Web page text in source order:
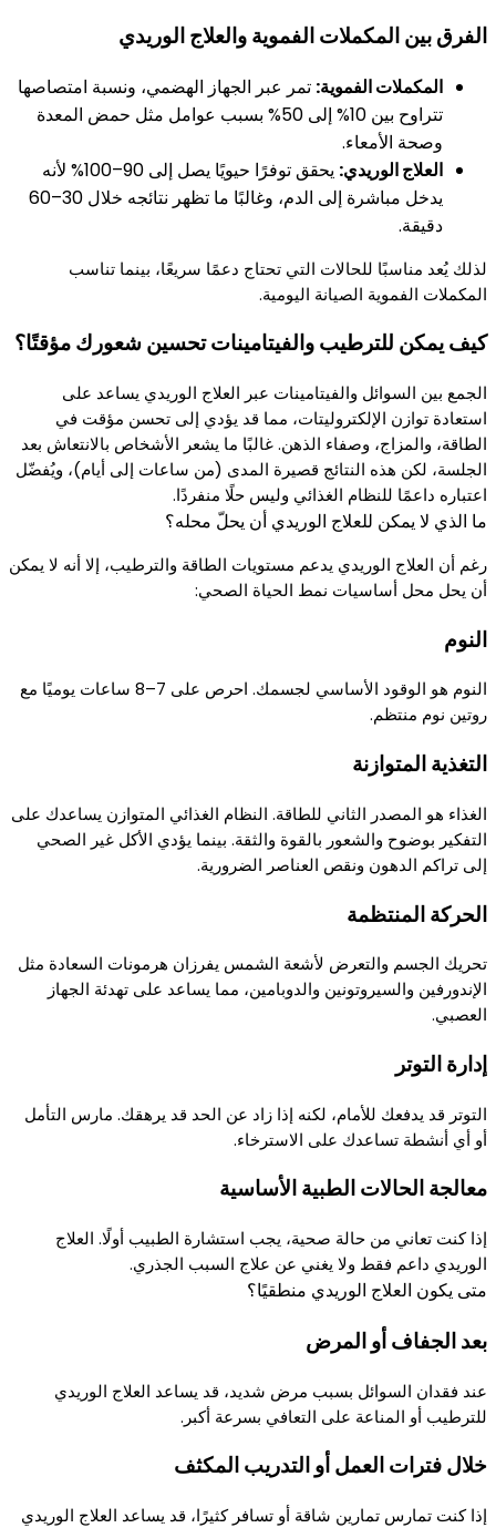
الفرق بين المكملات الفموية والعلاج الوريدي
المكملات الفموية: تمر عبر الجهاز الهضمي، ونسبة امتصاصها
تتراوح بين 10% إلى 50% بسبب عوامل مثل حمض المعدة
وصحة الأمعاء.
العلاج الوريدي:
يحقق توفرًا حيويًا يصل إلى 90–100% لأنه
يدخل مباشرة إلى الدم، وغالبًا ما تظهر نتائجه خلال 30–60
دقيقة.
لذلك يُعد مناسبًا للحالات التي تحتاج دعمًا سريعًا، بينما تناسب
المكملات الفموية الصيانة اليومية.
كيف يمكن للترطيب والفيتامينات تحسين شعورك مؤقتًا؟
الجمع بين السوائل والفيتامينات عبر العلاج الوريدي يساعد على
استعادة توازن الإلكتروليتات، مما قد يؤدي إلى تحسن مؤقت في
الطاقة، والمزاج، وصفاء الذهن. غالبًا ما يشعر الأشخاص بالانتعاش بعد
الجلسة، لكن هذه النتائج قصيرة المدى (من ساعات إلى أيام)، ويُفضّل
اعتباره داعمًا للنظام الغذائي وليس حلًا منفردًا.
ما الذي لا يمكن للعلاج الوريدي أن يحلّ محله؟
رغم أن العلاج الوريدي يدعم مستويات الطاقة والترطيب، إلا أنه لا يمكن
أن يحل محل أساسيات نمط الحياة الصحي:
النوم
النوم هو الوقود الأساسي لجسمك. احرص على 7–8 ساعات يوميًا مع
روتين نوم منتظم.
التغذية المتوازنة
الغذاء هو المصدر الثاني للطاقة. النظام الغذائي المتوازن يساعدك على
التفكير بوضوح والشعور بالقوة والثقة. بينما يؤدي الأكل غير الصحي
إلى تراكم الدهون ونقص العناصر الضرورية.
الحركة المنتظمة
تحريك الجسم والتعرض لأشعة الشمس يفرزان هرمونات السعادة مثل
الإندورفين والسيروتونين والدوبامين، مما يساعد على تهدئة الجهاز
العصبي.
إدارة التوتر
التوتر قد يدفعك للأمام، لكنه إذا زاد عن الحد قد يرهقك. مارس التأمل
أو أي أنشطة تساعدك على الاسترخاء.
معالجة الحالات الطبية الأساسية
إذا كنت تعاني من حالة صحية، يجب استشارة الطبيب أولًا. العلاج
الوريدي داعم فقط ولا يغني عن علاج السبب الجذري.
متى يكون العلاج الوريدي منطقيًا؟
بعد الجفاف أو المرض
عند فقدان السوائل بسبب مرض شديد، قد يساعد العلاج الوريدي
للترطيب أو المناعة على التعافي بسرعة أكبر.
خلال فترات العمل أو التدريب المكثف
إذا كنت تمارس تمارين شاقة أو تسافر كثيرًا، قد يساعد العلاج الوريدي